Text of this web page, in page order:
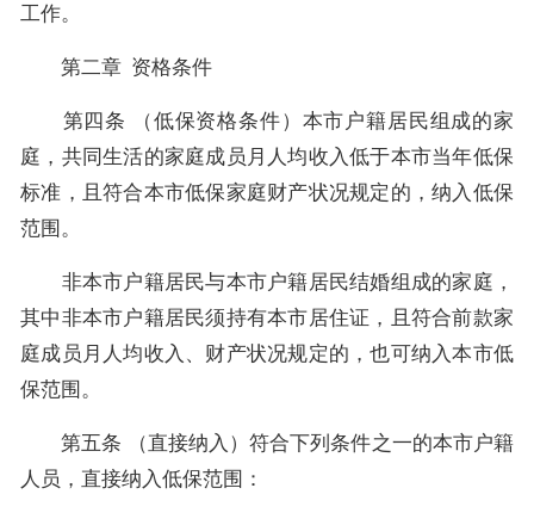
工作。
第二章 资格条件
第四条 （低保资格条件）本市户籍居民组成的家
庭，共同生活的家庭成员月人均收入低于本市当年低保
标准，且符合本市低保家庭财产状况规定的，纳入低保
范围。
非本市户籍居民与本市户籍居民结婚组成的家庭，
其中非本市户籍居民须持有本市居住证，且符合前款家
庭成员月人均收入、财产状况规定的，也可纳入本市低
保范围。
第五条 （直接纳入）符合下列条件之一的本市户籍
人员，直接纳入低保范围：